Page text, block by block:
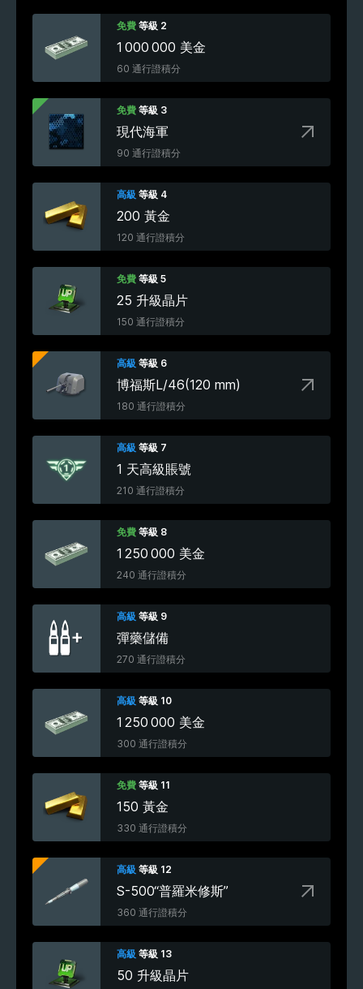
免費 等級 2
1 000 000 美金
60 通行證積分
免費 等級 3
現代海軍
90 通行證積分
高級 等級 4
200 黃金
120 通行證積分
免費 等級 5
25 升級晶片
150 通行證積分
高級 等級 6
博福斯L/46(120 mm)
180 通行證積分
高級 等級 7
1 天高級賬號
210 通行證積分
免費 等級 8
1 250 000 美金
240 通行證積分
高級 等級 9
彈藥儲備
270 通行證積分
高級 等級 10
1 250 000 美金
300 通行證積分
免費 等級 11
150 黃金
330 通行證積分
高級 等級 12
S-500“普羅米修斯”
360 通行證積分
高級 等級 13
50 升級晶片